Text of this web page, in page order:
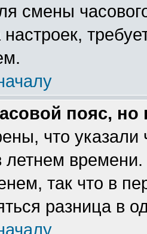
смены
пояс,
что указали
летнем
так что в
разница в